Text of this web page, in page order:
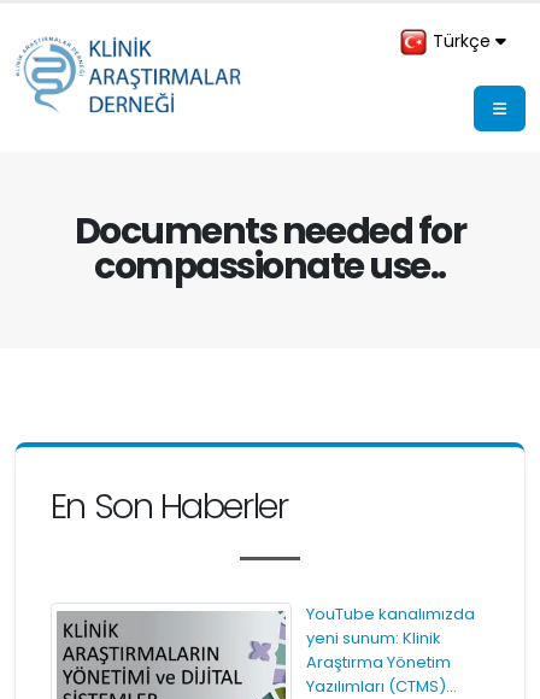
Türkçe
Documents needed for
compassionate use..
En Son Haberler
YouTube kanalımızda
yeni sunum: Klinik
Araştırma Yönetim
Yazılımları (CTMS)...